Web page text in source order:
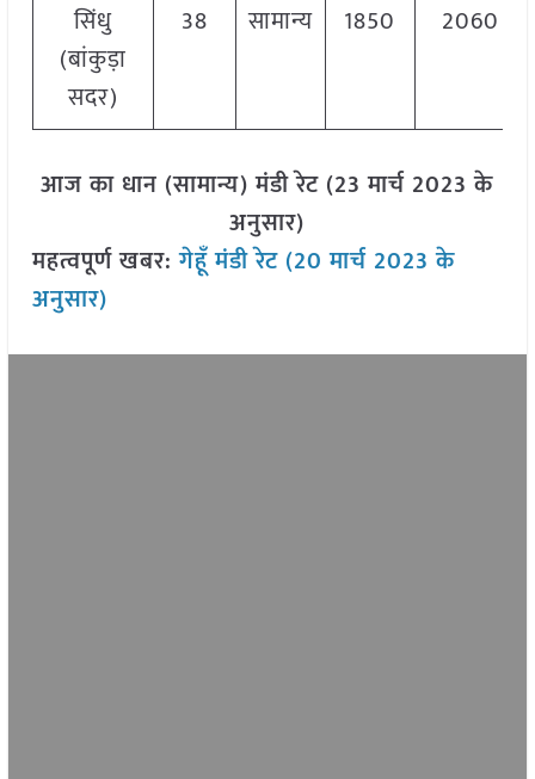
सिंधु
(बांकुड़ा
सदर)
38 सामान्य 1850 2060
आज का धान (सामान्य) मंडी रेट (23 मार्च 2023 के
अनुसार)
महत्वपूर्ण खबर: गेहूँ मंडी रेट (20 मार्च 2023 के
अनुसार)